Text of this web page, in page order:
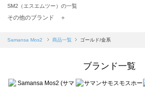
SM2（エスエムツー）の一覧
TSUHARU by Samansa Mos2（ツハルバイサマンサモス
Samansa Mos2 blue（サマンサモスモス ブルー）の一覧
Te chichi（テチチ）の一覧
その他のブランド ＋
Samansa Mos2 商品一覧 ゴールド/金系
ブランド一覧